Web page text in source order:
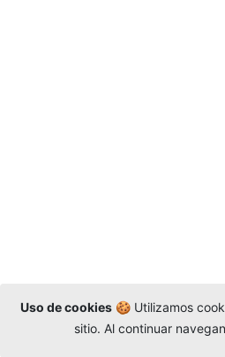
Uso de cookies 🍪 Utilizamos
sitio. Al continuar